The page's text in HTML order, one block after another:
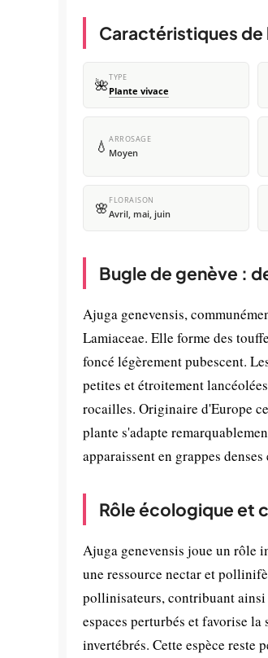
Caractéristiques de
🌺TYPE
Plante vivace
💧 ARROSAGE
Moyen
🌸 FLORAISON
Avril, mai, juin
Bugle de genève :
Ajuga genevensis,
Lamiaceae. Elle forme des
foncé légèrement pubescent.
petites et étroitement
rocailles. Originaire d'Europe
plante s'adapte
apparaissent en grappes
Rôle écologique et
Ajuga genevensis joue un rôle
une ressource nectar et
pollinisateurs, contribuant ainsi
espaces perturbés et favorise
invertébrés. Cette espèce reste